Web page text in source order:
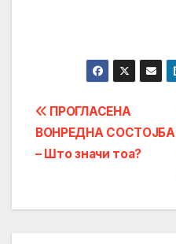
Post
navigation
ПРОГЛАСЕНА
ВОНРЕДНА СОСТОЈБА
– Што значи тоа?